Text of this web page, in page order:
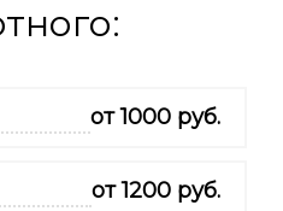
от 1000 руб.
от 1200 руб.